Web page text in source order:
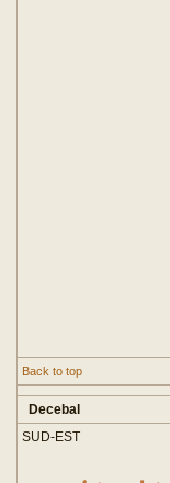
Back to top
Decebal
SUD-EST